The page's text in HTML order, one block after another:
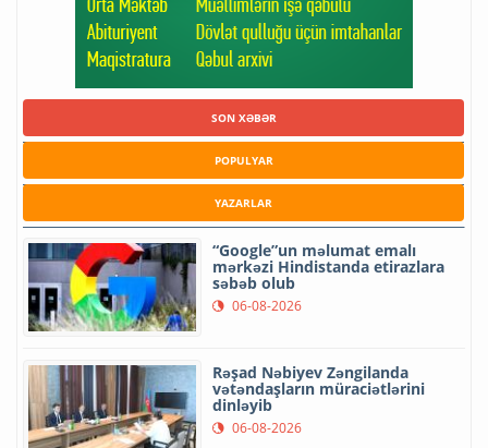
SON XƏBƏR
POPULYAR
YAZARLAR
“Google”un məlumat emalı
mərkəzi Hindistanda etirazlara
səbəb olub
06-08-2026
Rəşad Nəbiyev Zəngilanda
vətəndaşların müraciətlərini
dinləyib
06-08-2026